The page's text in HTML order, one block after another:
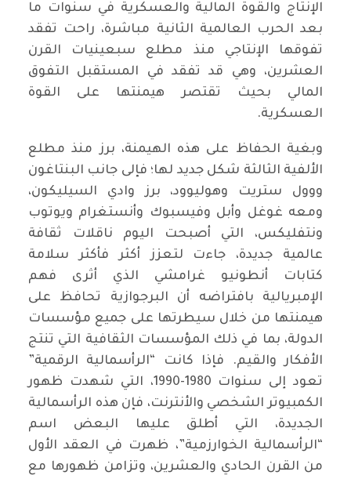
الإنتاج والقوة المالية والعسكرية في سنوات ما
بعد الحرب العالمية الثانية مباشرة، راحت تفقد
تفوقها الإنتاجي منذ مطلع سبعينيات القرن
العشرين، وهي قد تفقد في المستقبل التفوق
المالي بحيث تقتصر هيمنتها على القوة
العسكرية.
وبغية الحفاظ على هذه الهيمنة، برز منذ مطلع
الألفية الثالثة شكل جديد لها؛ فإلى جانب البنتاغون
ووول ستريت وهوليوود، برز وادي السيليكون،
ومعه غوغل وأبل وفيسبوك وأنستغرام ويوتوب
ونتفليكس، التي أصبحت اليوم ناقلات ثقافة
عالمية جديدة، جاءت لتعزز أكثر فأكثر سلامة
كتابات أنطونيو غرامشي الذي أثرى فهم
الإمبريالية بافتراضه أن البرجوازية تحافظ على
هيمنتها من خلال سيطرتها على جميع مؤسسات
الدولة، بما في ذلك المؤسسات الثقافية التي تنتج
الأفكار والقيم. فإذا كانت “الرأسمالية الرقمية”
تعود إلى سنوات 1980-1990، التي شهدت ظهور
الكمبيوتر الشخصي والأنترنت، فإن هذه الرأسمالية
الجديدة، التي أطلق عليها البعض اسم
“الرأسمالية الخوارزمية”، ظهرت في العقد الأول
من القرن الحادي والعشرين، وتزامن ظهورها مع